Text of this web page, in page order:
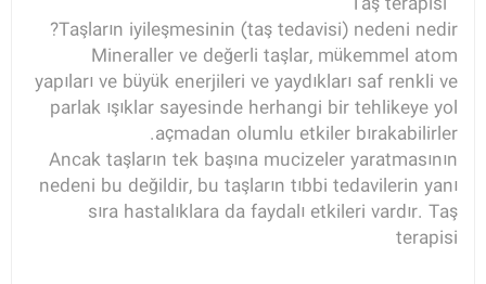
Taşların iyileşmesinin (taş tedavisi) nedeni nedir?
Mineraller ve değerli taşlar, mükemmel atom
yapıları ve büyük enerjileri ve yaydıkları saf renkli ve
parlak ışıklar sayesinde herhangi bir tehlikeye yol
açmadan olumlu etkiler bırakabilirler.
Ancak taşların tek başına mucizeler yaratmasının
nedeni bu değildir, bu taşların tıbbi tedavilerin yanı
sıra hastalıklara da faydalı etkileri vardır. Taş
terapisi